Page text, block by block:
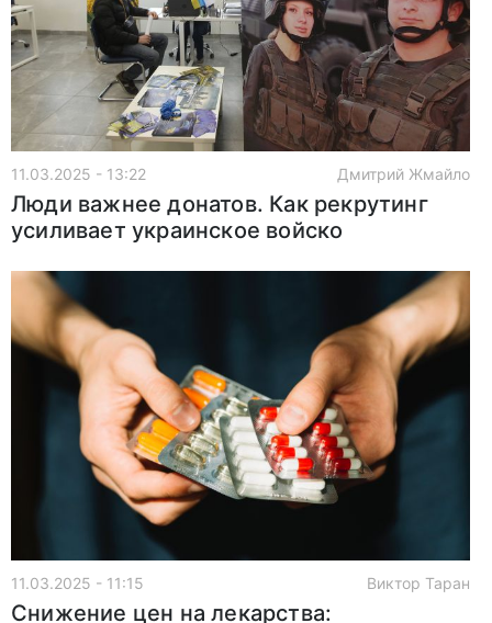
11.03.2025 - 13:22 Дмитрий Жмайло
Люди важнее донатов. Как рекрутинг
усиливает украинское войско
11.03.2025 - 11:15 Виктор Таран
Снижение цен на лекарства: